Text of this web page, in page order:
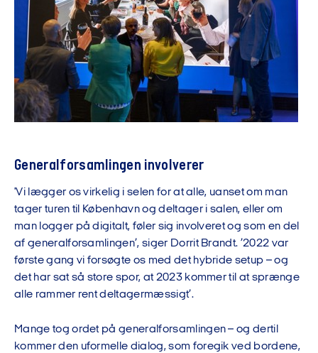
Generalforsamlingen involverer
'Vi lægger os virkelig i selen for at alle, uanset om man
tager turen til København og deltager i salen, eller om
man logger på digitalt, føler sig involveret og som en del
af generalforsamlingen’, siger Dorrit Brandt. ’2022 var
første gang vi forsøgte os med det hybride setup – og
det har sat så store spor, at 2023 kommer til at sprænge
alle rammer rent deltagermæssigt’.
Mange tog ordet på generalforsamlingen – og dertil
kommer den uformelle dialog, som foregik ved bordene,